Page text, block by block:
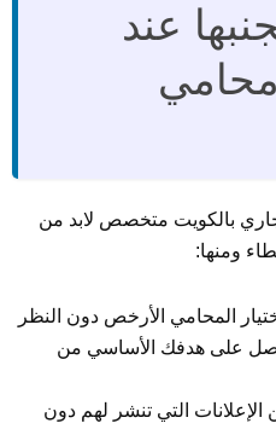
عند
محامي
بالكويت متخصص لابد من
ومنها:
المحامي الأرخص دون النظر
تحصل على هدفك الأساسي من
الإعلانات التي تنشر لهم دون